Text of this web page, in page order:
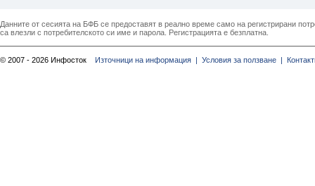
Данните от сесията на БФБ се предоставят в реално време само на регистрирани
са влезли с потребителското си име и парола. Регистрацията е безплатна.
© 2007 - 2026 Инфосток Източници на информация | Условия за ползване |